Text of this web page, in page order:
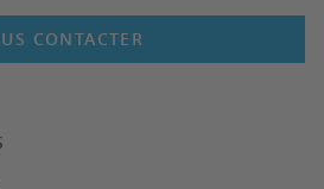
CONTACTER